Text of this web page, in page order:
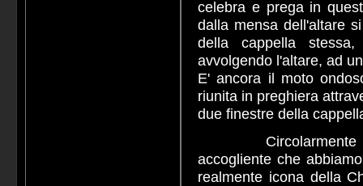
celebra e prega in
dalla mensa dell'altare
della cappella
avvolgendo l'altare, ad
E' ancora il moto
riunita in preghiera
due finestre della
Circolarmente
accogliente che
realmente icona della